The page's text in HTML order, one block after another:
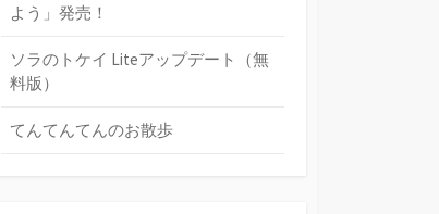
よう」発売！
ソラのトケイ Liteアップデート（無
料版）
てんてんてんのお散歩